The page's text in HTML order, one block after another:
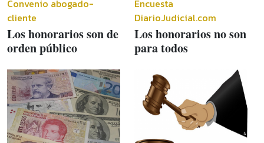
Convenio abogado-
cliente
Los honorarios son de
orden público
Encuesta
DiarioJudicial.com
Los honorarios no son
para todos